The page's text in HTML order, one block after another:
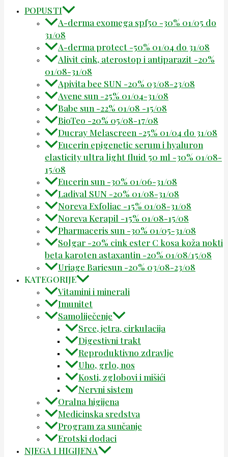
POPUSTI
A-derma exomega spf50 -30% 01/05 do
31/08
A-derma protect -50% 01/04 do 31/08
Alivit cink, aterostop i antiparazit -20%
01/08-31/08
Apivita bee SUN -20% 03/08-23/08
Avene sun -25% 01/04-31/08
Babe sun -22% 01/08 -15/08
BioTeo -20% 05/08-17/08
Ducray Melascreen -25% 01/04 do 31/08
Eucerin epigenetic serum i hyaluron
elasticity ultra light fluid 50 ml -30% 01/08-
15/08
Eucerin sun -30% 01/06-31/08
Ladival SUN -20% 01/08-31/08
Noreva Exfoliac -15% 01/08-31/08
Noreva Kerapil -15% 01/08-15/08
Pharmaceris sun -30% 01/05-31/08
Solgar -20% cink ester C kosa koža nokti
beta karoten astaxantin -20% 01/08/15/08
Uriage Bariesun -20% 03/08-23/08
KATEGORIJE
Vitamini i minerali
Imunitet
Samoliječenje
Srce, jetra, cirkulacija
Digestivni trakt
Reproduktivno zdravlje
Uho, grlo, nos
Kosti, zglobovi i mišići
Nervni sistem
Oralna higijena
Medicinska sredstva
Program za sunčanje
Erotski dodaci
NJEGA I HIGIJENA